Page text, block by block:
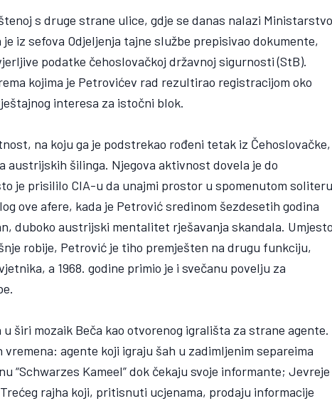
s druge strane ulice, gdje se danas nalazi
iz sefova Odjeljenja tajne službe prepisivao dokumente,
podatke čehoslovačkoj državnoj sigurnosti (StB).
kojima je Petrovićev rad rezultirao registracijom oko
interesa za istočni blok.
na koju ga je podstrekao rođeni tetak iz Čehoslovačke,
austrijskih šilinga. Njegova aktivnost dovela je do
je prisililo CIA-u da unajmi prostor u spomenutom
ove afere, kada je Petrović sredinom šezdesetih godina
duboko austrijski mentalitet rješavanja skandala.
robije, Petrović je tiho premješten na drugu funkciju,
a 1968. godine primio je i svečanu povelju za
širi mozaik Beča kao otvorenog igrališta za strane agente.
agente koji igraju šah u zadimljenim separeima
“Schwarzes Kameel” dok čekaju svoje informante; Jevreje
rajha koji, pritisnuti ucjenama, prodaju informacije